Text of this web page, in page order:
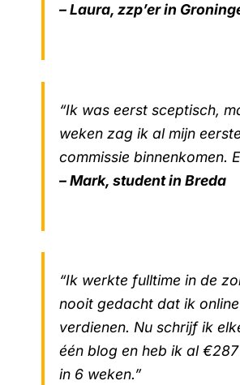
– Laura, zzp’er in
“Ik was eerst sceptisch,
weken zag ik al mijn eerste
commissie binnenkomen.
– Mark, student in Breda
“Ik werkte fulltime in de
nooit gedacht dat ik
verdienen. Nu schrijf ik
één blog en heb ik al
in 6 weken.”